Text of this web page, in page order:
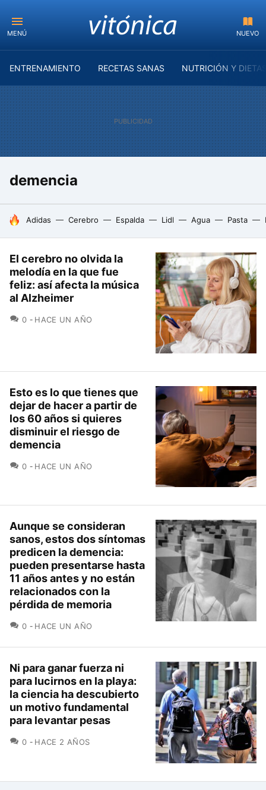
MENÚ NUEVO
ENTRENAMIENTO RECETAS SANAS NUTRICIÓN Y
demencia
HOY SE HABLA DE
Adidas Cerebro Espalda Lidl Agua Pasta
El cerebro no olvida la
melodía en la que fue
feliz: así afecta la música
al Alzheimer
0 COMENTARIOS
HACE UN AÑO
Esto es lo que tienes que
dejar de hacer a partir de
los 60 años si quieres
disminuir el riesgo de
demencia
0 COMENTARIOS
HACE UN AÑO
Aunque se consideran
sanos, estos dos síntomas
predicen la demencia:
pueden presentarse hasta
11 años antes y no están
relacionados con la
pérdida de memoria
0 COMENTARIOS
HACE UN AÑO
Ni para ganar fuerza ni
para lucirnos en la playa:
la ciencia ha descubierto
un motivo fundamental
para levantar pesas
0 COMENTARIOS
HACE 2 AÑOS